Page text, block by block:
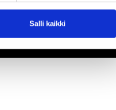
Salli kaikki